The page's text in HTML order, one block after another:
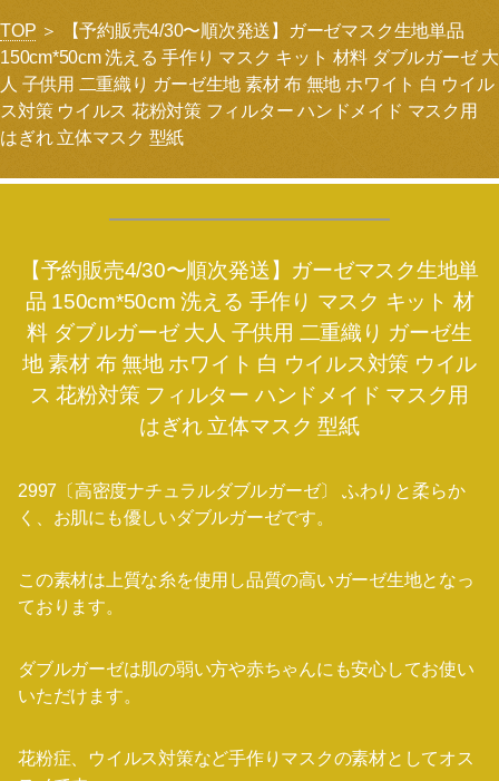
TOP ＞ 【予約販売4/30〜順次発送】ガーゼマスク生地単品
150cm*50cm 洗える 手作り マスク キット 材料 ダブルガーゼ 大
人 子供用 二重織り ガーゼ生地 素材 布 無地 ホワイト 白 ウイル
ス対策 ウイルス 花粉対策 フィルター ハンドメイド マスク用
はぎれ 立体マスク 型紙
【予約販売4/30〜順次発送】ガーゼマスク生地単
品 150cm*50cm 洗える 手作り マスク キット 材
料 ダブルガーゼ 大人 子供用 二重織り ガーゼ生
地 素材 布 無地 ホワイト 白 ウイルス対策 ウイル
ス 花粉対策 フィルター ハンドメイド マスク用
はぎれ 立体マスク 型紙
2997〔高密度ナチュラルダブルガーゼ〕 ふわりと柔らか
く、お肌にも優しいダブルガーゼです。
この素材は上質な糸を使用し品質の高いガーゼ生地となっ
ております。
ダブルガーゼは肌の弱い方や赤ちゃんにも安心してお使い
いただけます。
花粉症、ウイルス対策など手作りマスクの素材としてオス